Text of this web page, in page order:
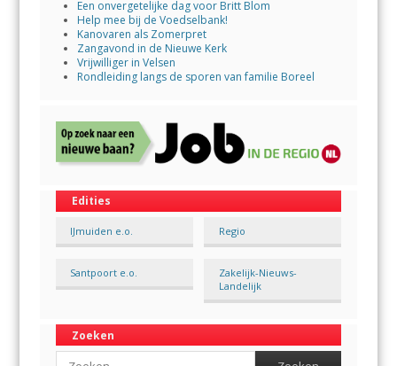
Een onvergetelijke dag voor Britt Blom
Help mee bij de Voedselbank!
Kanovaren als Zomerpret
Zangavond in de Nieuwe Kerk
Vrijwilliger in Velsen
Rondleiding langs de sporen van familie Boreel
Edities
IJmuiden e.o. Regio
Santpoort e.o.
Zakelijk-Nieuws-
Landelijk
Zoeken
Search